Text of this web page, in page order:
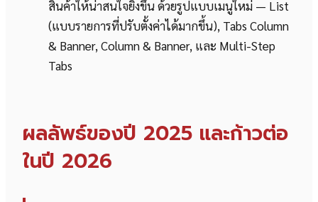
สินค้าให้น่าสนใจยิ่งขึ้น ด้วยรูปแบบเมนูใหม่ — List
(แบบรายการที่ปรับตั้งค่าได้มากขึ้น), Tabs Column
& Banner, Column & Banner, และ Multi-Step
Tabs
ผลลัพธ์ของปี 2025 และก้าวต่อ
ในปี 2026